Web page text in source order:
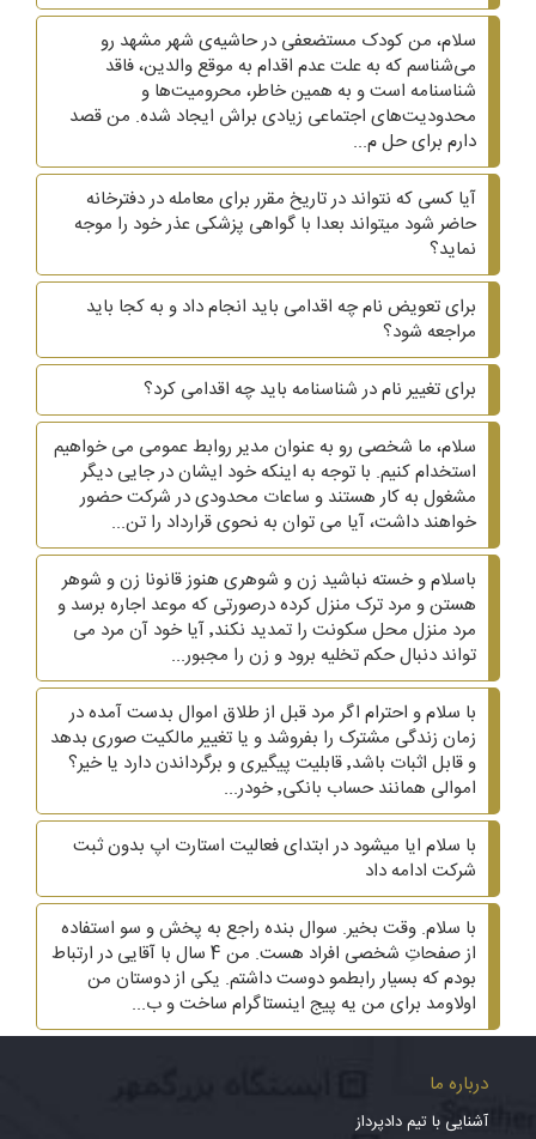
سلام، من کودک مستضعفی در حاشیه‌ی شهر مشهد رو
می‌شناسم که به علت عدم اقدام به موقع والدین، فاقد
شناسنامه است و به همین خاطر، محرومیت‌ها و
محدودیت‌های اجتماعی زیادی براش ایجاد شده. من قصد
دارم برای حل م...
آیا کسی که نتواند در تاریخ مقرر برای معامله در دفترخانه
حاضر شود میتواند بعدا با گواهی پزشکی عذر خود را موجه
نماید؟
برای تعویض نام چه اقدامی باید انجام داد و به کجا باید
مراجعه شود؟
برای تغییر نام در شناسنامه باید چه اقدامی کرد؟
سلام، ما شخصی رو به عنوان مدیر روابط عمومی می خواهیم
استخدام کنیم. با توجه به اینکه خود ایشان در جایی دیگر
مشغول به کار هستند و ساعات محدودی در شرکت حضور
خواهند داشت، آیا می توان به نحوی قرارداد را تن...
باسلام و خسته نباشید زن و شوهری هنوز قانونا زن و شوهر
هستن و مرد ترک منزل کرده درصورتی که موعد اجاره برسد و
مرد منزل محل سکونت را تمدید نکند٬ آیا خود آن مرد می
تواند دنبال حکم تخلیه برود و زن را مجبور...
با سلام و احترام اگر مرد قبل از طلاق اموال بدست آمده در
زمان زندگی مشترک را بفروشد و یا تغییر مالکیت صوری بدهد
و قابل اثبات باشد٬ قابلیت پیگیری و برگرداندن دارد یا خیر؟
اموالی همانند حساب بانکی٬ خودر...
با سلام ایا میشود در ابتدای فعالیت استارت اپ بدون ثبت
شرکت ادامه داد
با سلام. وقت بخیر. سوال بنده راجع به پخش و سو استفاده
از صفحاتِ شخصی افراد هست. من 4 سال با آقایی در ارتباط
بودم که بسیار رابطمو دوست داشتم. یکی از دوستان من
اولاومد برای من یه پیج اینستاگرام ساخت و ب...
درباره ما
آشنایی با تیم دادپرداز